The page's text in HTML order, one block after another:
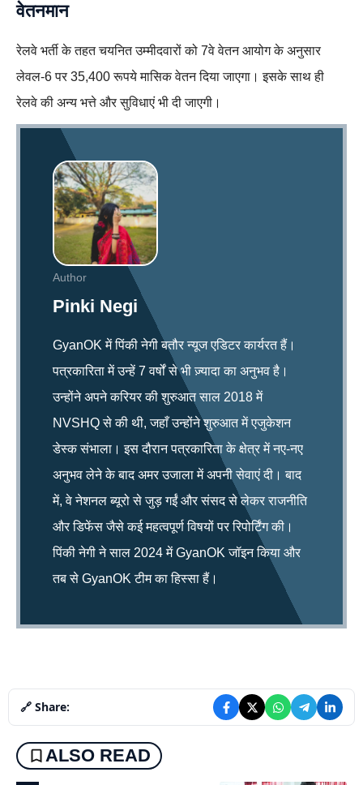
वेतनमान
रेलवे भर्ती के तहत चयनित उम्मीदवारों को 7वे वेतन आयोग के अनुसार
लेवल-6 पर 35,400 रूपये मासिक वेतन दिया जाएगा। इसके साथ ही
रेलवे की अन्य भत्ते और सुविधाएं भी दी जाएगी।
Author
Pinki Negi
GyanOK में पिंकी नेगी बतौर न्यूज एडिटर कार्यरत हैं।
पत्रकारिता में उन्हें 7 वर्षों से भी ज़्यादा का अनुभव है।
उन्होंने अपने करियर की शुरुआत साल 2018 में
NVSHQ से की थी, जहाँ उन्होंने शुरुआत में एजुकेशन
डेस्क संभाला। इस दौरान पत्रकारिता के क्षेत्र में नए-नए
अनुभव लेने के बाद अमर उजाला में अपनी सेवाएं दी। बाद
में, वे नेशनल ब्यूरो से जुड़ गईं और संसद से लेकर राजनीति
और डिफेंस जैसे कई महत्वपूर्ण विषयों पर रिपोर्टिंग की।
पिंकी नेगी ने साल 2024 में GyanOK जॉइन किया और
तब से GyanOK टीम का हिस्सा हैं।
🔗 Share:
ALSO READ